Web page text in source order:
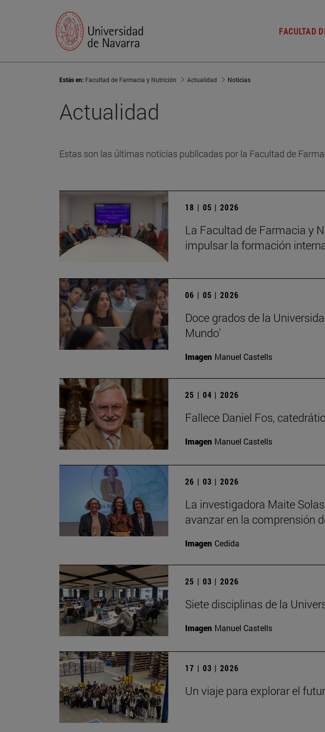
FACULTAD
Estás en: Facultad de Farmacia y Nutrición Actualidad Noticias
Actualidad
Estas son las últimas noticias publicadas por la Facultad de
18 | 05 | 2026
La Facultad de Farmacia y
impulsar la formación
06 | 05 | 2026
Doce grados de la
Mundo'
Imagen Manuel Castells
25 | 04 | 2026
Fallece Daniel Fos,
Imagen Manuel Castells
26 | 03 | 2026
La investigadora Maite
avanzar en la comprensión
Imagen Cedida
25 | 03 | 2026
Siete disciplinas de la
Imagen Manuel Castells
17 | 03 | 2026
Un viaje para explorar el